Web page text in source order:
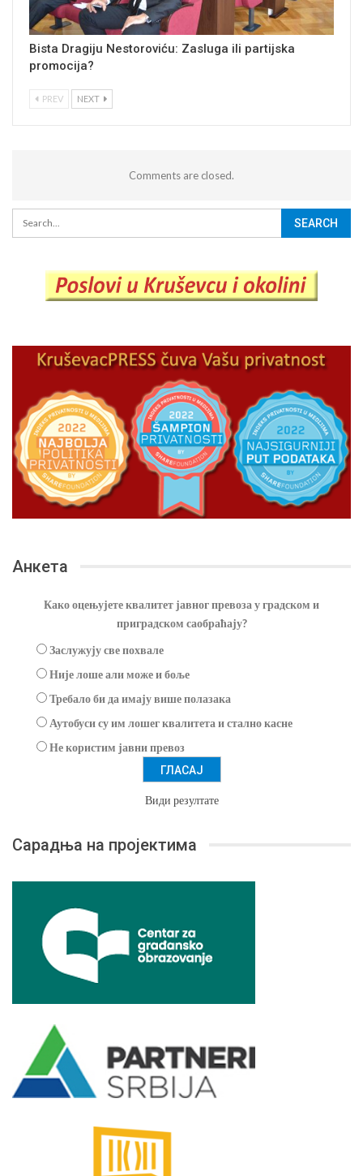
Bista Dragiju Nestoroviću: Zasluga ili partijska
promocija?
PREV NEXT
Comments are closed.
Анкета
Како оцењујете квалитет јавног превоза у градском и
приградском саобраћају?
Заслужују све похвале
Није лоше али може и боље
Требало би да имају више полазака
Аутобуси су им лошег квалитета и стално касне
Не користим јавни превоз
Види резултате
Сарадња на пројектима